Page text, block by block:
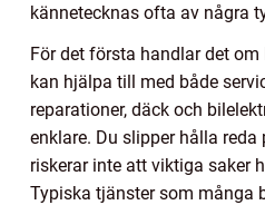
kännetecknas ofta av några
För det första handlar det om
kan hjälpa till med både
reparationer, däck och
enklare. Du slipper hålla
riskerar inte att viktiga saker
Typiska tjänster som många